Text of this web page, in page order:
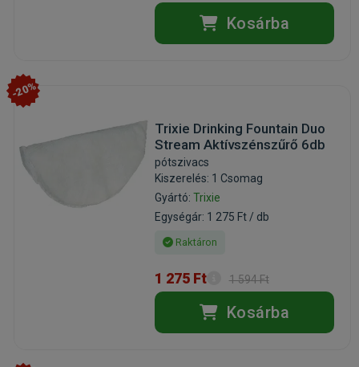
Kosárba
-20%
Trixie Drinking Fountain Duo
Stream Aktívszénszűrő 6db
pótszivacs
Kiszerelés: 1 Csomag
Gyártó: Trixie
Egységár: 1 275 Ft / db
Raktáron
1 275 Ft 1 594 Ft
Kosárba